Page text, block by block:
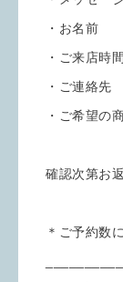
・お名前
・ご来店時間
・ご連絡先
・ご希望の
確認次第お
＊ご予約数